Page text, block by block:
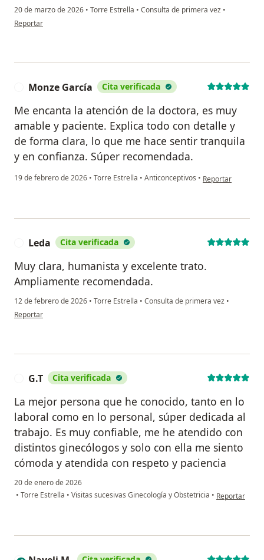
20 de marzo de 2026 • Torre Estrella • Consulta de primera vez •
en opinión del usuario VC
Reportar
Monze García Cita verificada
Me encanta la atención de la doctora, es muy
amable y paciente. Explica todo con detalle y
de forma clara, lo que me hace sentir tranquila
y en confianza. Súper recomendada.
19 de febrero de 2026 • Torre Estrella • Anticonceptivos • en opinión del
Reportar
Leda Cita verificada
Muy clara, humanista y excelente trato.
Ampliamente recomendada.
12 de febrero de 2026 • Torre Estrella • Consulta de primera vez •
en opinión del usuario Leda
Reportar
G.T Cita verificada
La mejor persona que he conocido, tanto en lo
laboral como en lo personal, súper dedicada al
trabajo. Es muy confiable, me he atendido con
distintos ginecólogos y solo con ella me siento
cómoda y atendida con respeto y paciencia
20 de enero de 2026
• Torre Estrella • Visitas sucesivas Ginecología y Obstetricia • en opinión del
Reportar